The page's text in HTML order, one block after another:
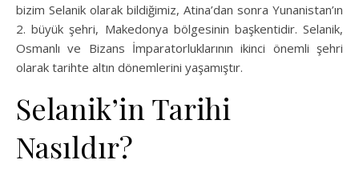
bizim Selanik olarak bildiğimiz, Atina’dan sonra Yunanistan’ın
2. büyük şehri, Makedonya bölgesinin başkentidir. Selanik,
Osmanlı ve Bizans İmparatorluklarının ikinci önemli şehri
olarak tarihte altın dönemlerini yaşamıştır.
Selanik’in Tarihi
Nasıldır?